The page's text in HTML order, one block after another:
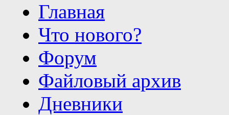
Главная
Что нового?
Форум
Файловый архив
Дневники